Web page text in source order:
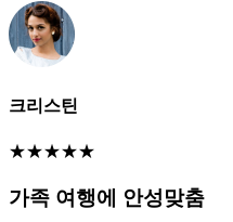
크리스틴
★★★★★
가족 여행에 안성맞춤